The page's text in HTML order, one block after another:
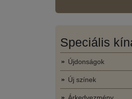
Speciális
Újdonságok
Új színek